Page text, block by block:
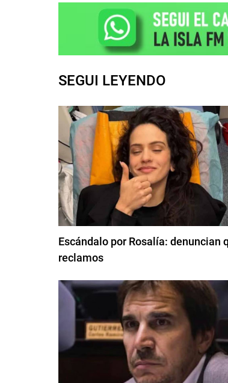
SEGUI LEYENDO
Escándalo por Rosalía: denuncian
reclamos